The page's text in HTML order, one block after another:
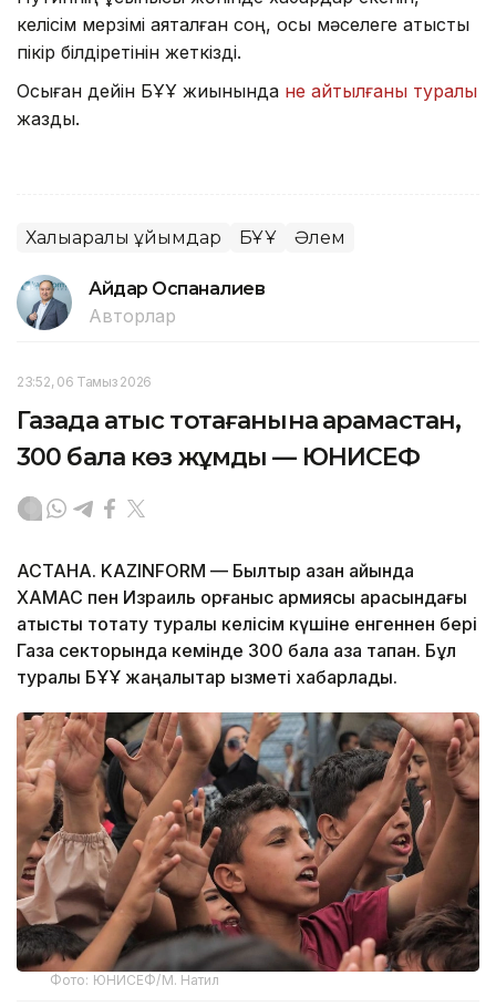
келісім мерзімі аяқталған соң, осы мәселеге қатысты
пікір білдіретінін жеткізді.
Осыған дейін БҰҰ жиынында не айтылғаны туралы
жаздық.
Халықаралық ұйымдар БҰҰ Әлем
Айдар Оспаналиев
Авторлар
23:52, 06 Тамыз 2026
Газада атыс тоқтағанына қарамастан,
300 бала көз жұмды — ЮНИСЕФ
АСТАНА. KAZINFORM — Былтыр қазан айында
ХАМАС пен Израиль қорғаныс армиясы арасындағы
атысты тоқтату туралы келісім күшіне енгеннен бері
Газа секторында кемінде 300 бала қаза тапқан. Бұл
туралы БҰҰ жаңалықтар қызметі хабарлады.
Фото: ЮНИСЕФ/М. Натил